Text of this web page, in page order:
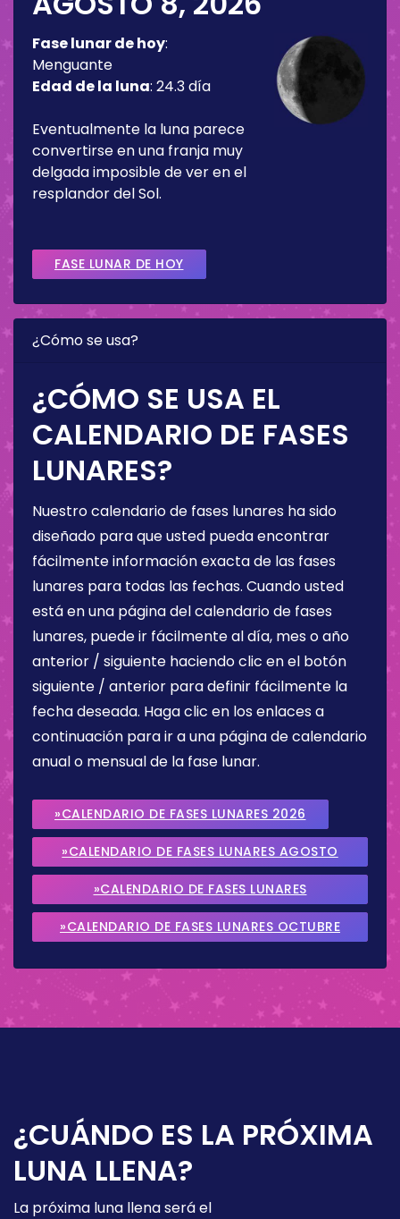
Fase lunar de hoy:
Menguante
Edad de la luna: 24.3 día
Eventualmente la luna parece
convertirse en una franja muy
delgada imposible de ver en el
resplandor del Sol.
FASE LUNAR DE HOY
¿Cómo se usa?
¿CÓMO SE USA EL
CALENDARIO DE FASES
LUNARES?
Nuestro calendario de fases lunares ha sido
diseñado para que usted pueda encontrar
fácilmente información exacta de las fases
lunares para todas las fechas. Cuando usted
está en una página del calendario de fases
lunares, puede ir fácilmente al día, mes o año
anterior / siguiente haciendo clic en el botón
siguiente / anterior para definir fácilmente la
fecha deseada. Haga clic en los enlaces a
continuación para ir a una página de calendario
anual o mensual de la fase lunar.
»CALENDARIO DE FASES LUNARES 2026
»CALENDARIO DE FASES LUNARES AGOSTO
2026
»CALENDARIO DE FASES LUNARES
SEPTIEMBRE 2026
»CALENDARIO DE FASES LUNARES OCTUBRE
¿CUÁNDO ES LA PRÓXIMA
LUNA LLENA?
La próxima luna llena será el